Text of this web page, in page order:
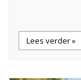
Lees verder »